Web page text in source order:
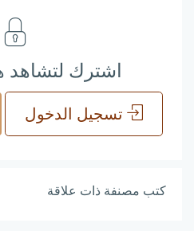
اشترك لتشاهد
تسجيل الدخول
كتب مصنفة ذات علاقة